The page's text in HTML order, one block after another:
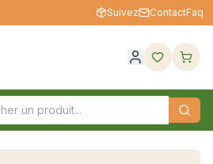
Suivez ContactFaq